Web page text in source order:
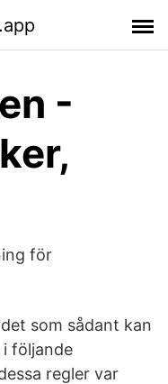
-
för
som sådant kan
följande
regler var